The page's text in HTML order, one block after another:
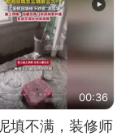
00:36
填不满，装修师